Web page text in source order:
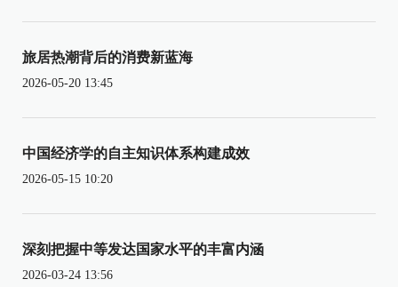
旅居热潮背后的消费新蓝海
2026-05-20 13:45
中国经济学的自主知识体系构建成效
2026-05-15 10:20
深刻把握中等发达国家水平的丰富内涵
2026-03-24 13:56